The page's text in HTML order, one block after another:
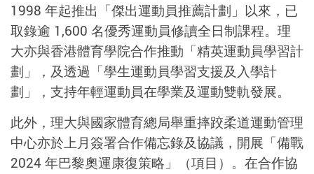
1998 年起推出「傑出運動員推薦計劃」以來，已
取錄逾 1,600 名優秀運動員修讀全日制課程。理
大亦與香港體育學院合作推動「精英運動員學習計
劃」，及透過「學生運動員學習支援及入學計
劃」，支持年輕運動員在學業及運動雙軌發展。
此外，理大與國家體育總局舉重摔跤柔道運動管理
中心亦於上月簽署合作備忘錄及協議，開展「備戰
2024 年巴黎奧運康復策略」（項目）。在合作協